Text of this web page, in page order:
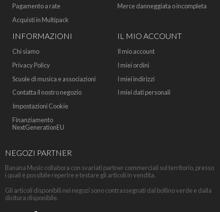
Pagamento a rate
Acquisti in Multipack
Merce danneggiata o incompleta
INFORMAZIONI
Chi siamo
Privacy Policy
Scuole di musica e associazioni
Contatta il nostro negozio
Impostazioni Cookie
Finanziamento
NextGenerationEU
IL MIO ACCOUNT
Il mio account
I miei ordini
I miei indirizzi
I miei dati personali
NEGOZI PARTNER
Banana Music collabora con svariati partner commerciali sul territorio, presso
i quali è possibile reperire e testare gli articoli in vendita.
Gli articoli disponibili nei negozi sono contrassegnati dal bollino verde e dalla
dicitura disponibile.